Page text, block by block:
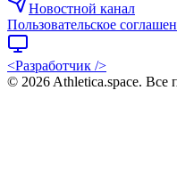
Новостной канал
Пользовательское
<Разработчик />
© 2026 Athletica.space. Все